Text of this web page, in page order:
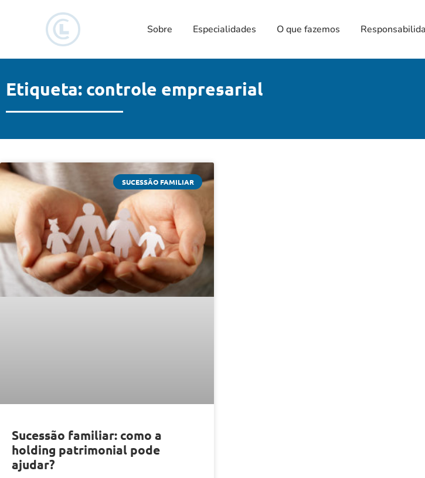
Sobre Especialidades O que fazemos
Etiqueta: controle empresarial
SUCESSÃO FAMILIAR
Sucessão familiar: como a
holding patrimonial pode
ajudar?